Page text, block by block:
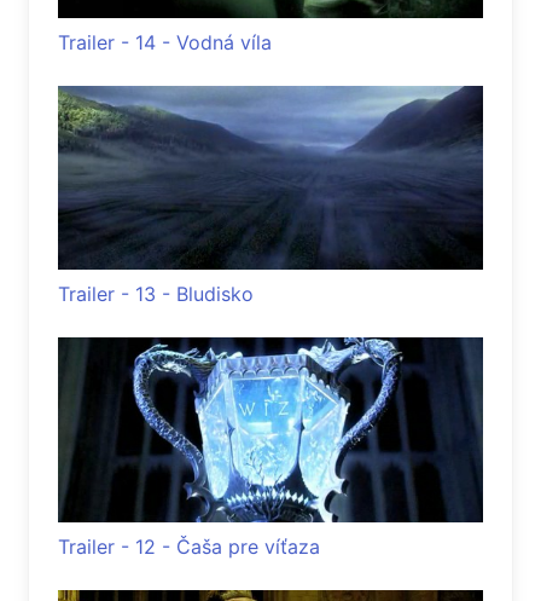
Trailer - 14 - Vodná víla
Trailer - 13 - Bludisko
Trailer - 12 - Čaša pre víťaza